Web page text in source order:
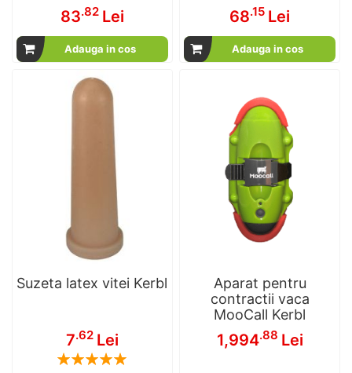
83.82 Lei
Adauga in cos
68.15 Lei
Adauga in cos
Suzeta latex vitei Kerbl
7.62 Lei
Rating:
Aparat pentru
contractii vaca
MooCall Kerbl
1,994.88 Lei